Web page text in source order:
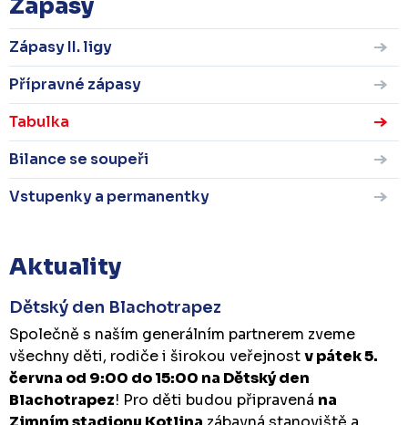
Zápasy
Zápasy II. ligy
Přípravné zápasy
Tabulka
Bilance se soupeři
Vstupenky a permanentky
Aktuality
Dětský den Blachotrapez
Společně s naším generálním partnerem zveme
všechny děti, rodiče i širokou veřejnostv pátek 5.
června od 9:00 do 15:00 na Dětský den
Blachotrapez! Pro děti budou připravená na